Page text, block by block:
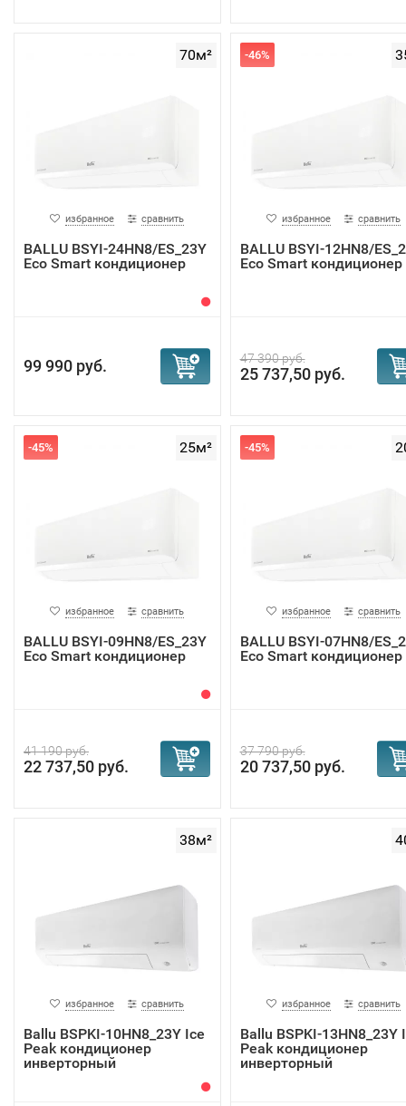
70м²
избранное сравнить
BALLU BSYI-24HN8/ES_23Y
Eco Smart кондиционер
99 990 руб.
-46%
избранное сравнить
BALLU BSYI-12HN8/
Eco Smart кондиционер
47 390 руб.
25 737,50 руб.
25м²
-45%
избранное сравнить
BALLU BSYI-09HN8/ES_23Y
Eco Smart кондиционер
41 190 руб.
22 737,50 руб.
-45%
избранное сравнить
BALLU BSYI-07HN8/
Eco Smart кондиционер
37 790 руб.
20 737,50 руб.
38м²
избранное сравнить
Ballu BSPKI-10HN8_23Y Ice
Peak кондиционер
инверторный
избранное сравнить
Ballu BSPKI-13HN8_23Y
Peak кондиционер
инверторный